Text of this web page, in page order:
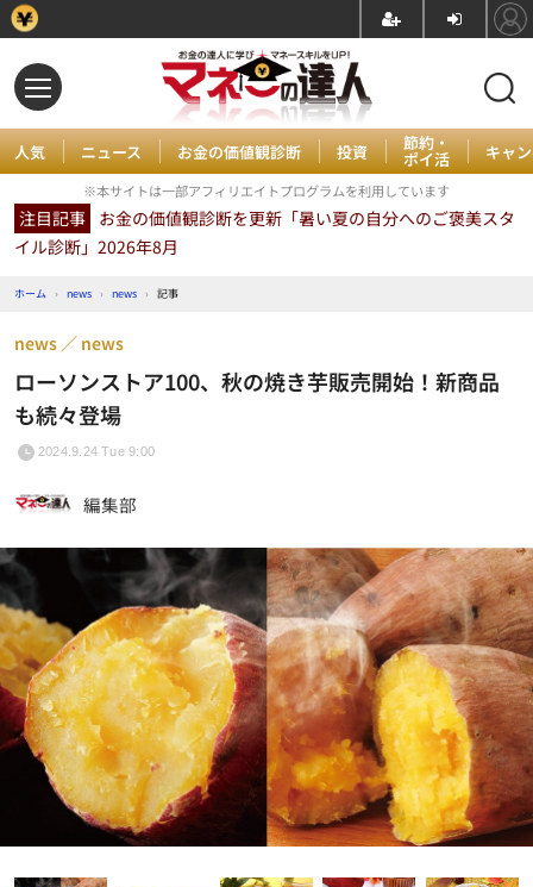
人気 ニュース お金の価値観診断 投資 節約・
ポイ活 キャ
※本サイトは一部アフィリエイトプログラムを利用しています
注目記事 お金の価値観診断を更新「暑い夏の自分へのご褒美スタ
イル診断」2026年8月
ホーム › news › news › 記事
ローソンストア100、秋の焼き芋販売開始！新商品
も続々登場
news news
2024.9.24 Tue 9:00
編集部